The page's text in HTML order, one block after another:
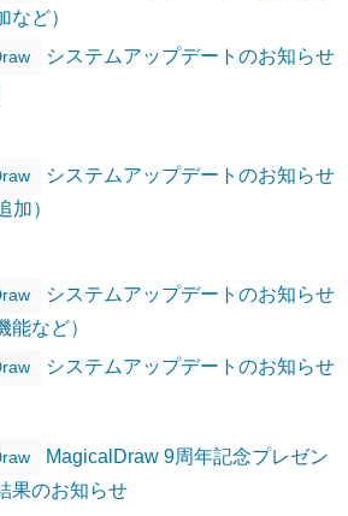
など）
システムアップデートのお知らせ
システムアップデートのお知らせ
加）
システムアップデートのお知らせ
能など）
システムアップデートのお知らせ
MagicalDraw 9周年記念プレゼン
果のお知らせ